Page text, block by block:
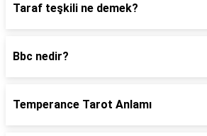
Taraf teşkili ne demek?
Bbc nedir?
Temperance Tarot Anlamı